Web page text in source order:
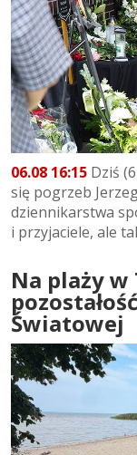
06.08 16:15 Dziś
się pogrzeb
dziennikarstwa
i przyjaciele, ale
Na plaży
Światowej